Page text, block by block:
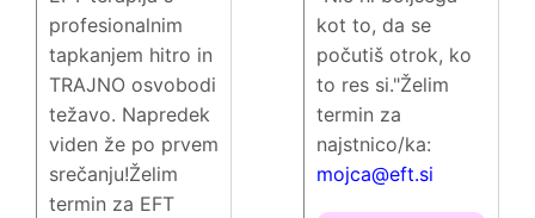
profesionalnim
tapkanjem hitro in
TRAJNO osvobodi
težavo. Napredek
viden že po prvem
srečanju!Želim
termin za EFT
kot to, da se
počutiš otrok, ko
to res si."Želim
termin za
najstnico/ka:
mojca@eft.si